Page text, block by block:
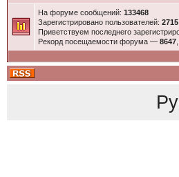
На форуме сообщений: 133468
Зарегистрировано пользователей: 2715
Приветствуем последнего
Рекорд посещаемости форума — 8647